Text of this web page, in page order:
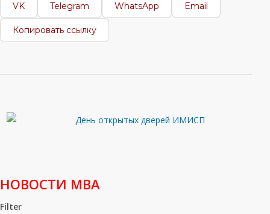
VK Telegram WhatsApp Email
Копировать ссылку
НОВОСТИ МВА
Filter